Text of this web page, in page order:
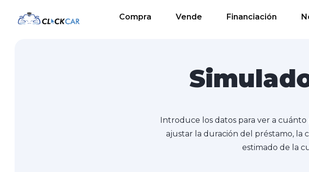
Compra Vende Financiación
Introduce los datos para ver a
ajustar la duración del préstamo, la
estimado de la